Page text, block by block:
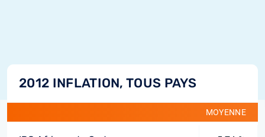
2012 INFLATION, TOUS PAYS
MOYENNE